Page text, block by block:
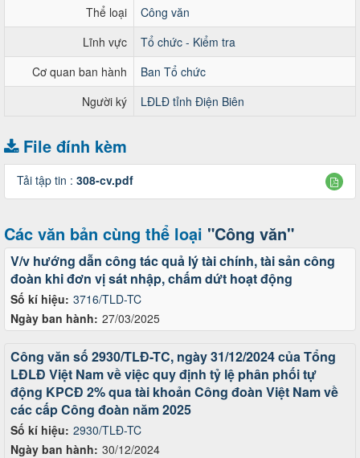
Thể loại
Công văn
Lĩnh vực
Tổ chức - Kiểm tra
Cơ quan ban hành
Ban Tổ chức
Người ký
LĐLĐ tỉnh Điện Biên
File đính kèm
Tải tập tin : 308-cv.pdf
Các văn bản cùng thể loại "Công văn"
Số kí hiệu: 3716/TLD-TC
Ngày ban hành: 27/03/2025
V/v hướng dẫn công tác quả lý tài chính, tài sản công
đoàn khi đơn vị sát nhập, chấm dứt hoạt động
Số kí hiệu: 2930/TLĐ-TC
Ngày ban hành: 30/12/2024
Công văn số 2930/TLĐ-TC, ngày 31/12/2024 của Tổng
LĐLĐ Việt Nam về việc quy định tỷ lệ phân phối tự
động KPCĐ 2% qua tài khoản Công đoàn Việt Nam về
các cấp Công đoàn năm 2025